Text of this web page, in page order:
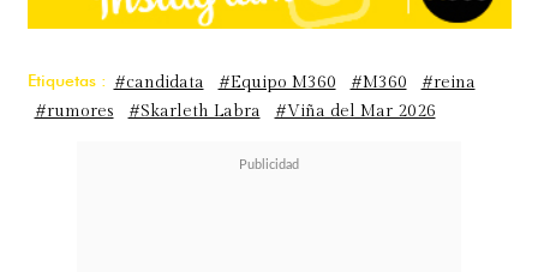
Etiquetas : #candidata #Equipo M360 #M360
#reina
#rumores
#Skarleth Labra #Viña del Mar 2026